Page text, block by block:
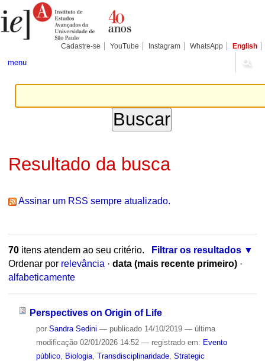
para
conteúdo.
Pessoais
Cadastre-se YouTube Instagram WhatsApp English
menu
Resultado da busca
Assinar um RSS sempre atualizado.
70itens atendem ao seu critério.
Filtrar os resultados
Ordenar por relevância · data (mais recente primeiro) ·
alfabeticamente
Perspectives on Origin of Life
por Sandra Sedini — publicado14/10/2019 — última
modificação02/01/2026 14:52 — registrado em: Evento
público, Biologia, Transdisciplinaridade, Strategic